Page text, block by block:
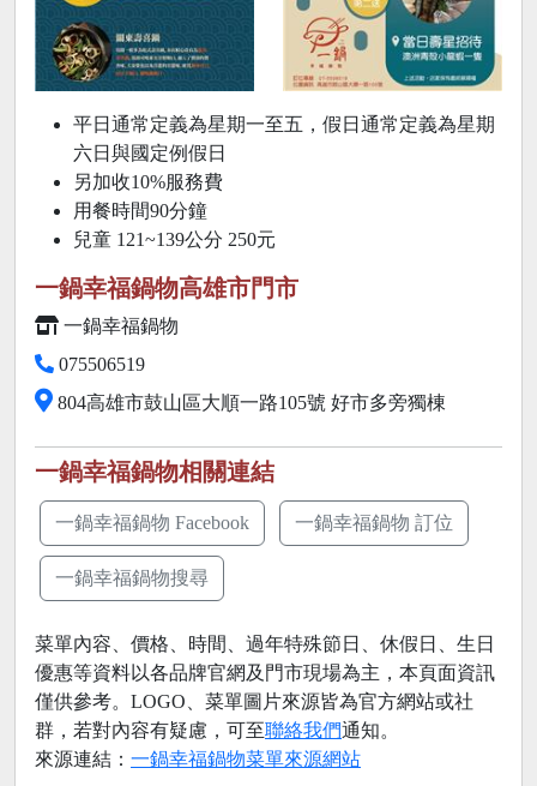
平日通常定義為星期一至五，假日通常定義為星期
六日與國定例假日
另加收10%服務費
用餐時間90分鐘
兒童 121~139公分 250元
一鍋幸福鍋物高雄市門市
一鍋幸福鍋物
075506519
804高雄市鼓山區大順一路105號 好市多旁獨棟
一鍋幸福鍋物相關連結
一鍋幸福鍋物 Facebook 一鍋幸福鍋物 訂位
一鍋幸福鍋物搜尋
菜單內容、價格、時間、過年特殊節日、休假日、生日
優惠等資料以各品牌官網及門市現場為主，本頁面資訊
僅供參考。LOGO、菜單圖片來源皆為官方網站或社
群，若對內容有疑慮，可至聯絡我們通知。
來源連結： 一鍋幸福鍋物菜單來源網站